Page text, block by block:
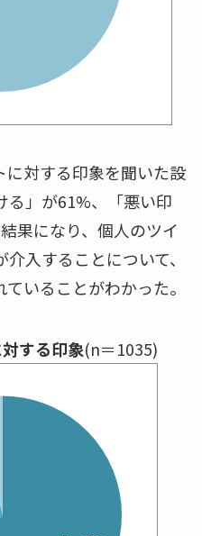
に対する印象を聞いた設
る」が61%、「悪い印
果になり、個人のツイ
入することについて、
いることがわかった。
する印象(n＝1035)